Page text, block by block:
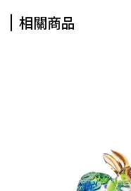
相關商品